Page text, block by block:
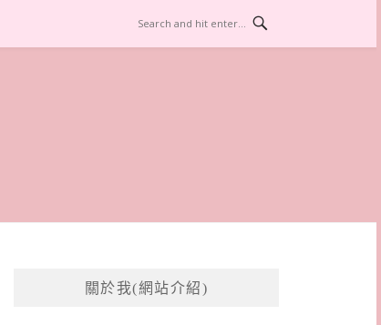
關於我(網站介紹)